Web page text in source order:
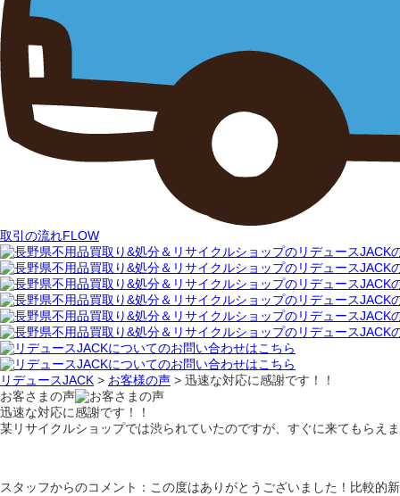
取引の流れFLOW
リデュースJACK > お客様の声 > 迅速な対応に感謝です！！
お客さまの声
迅速な対応に感謝です！！
某リサイクルショップでは渋られていたのですが、すぐに来てもらえ
スタッフからのコメント：この度はありがとうございました！比較